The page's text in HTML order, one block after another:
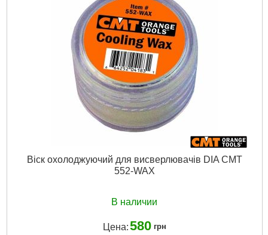
Віск охолоджуючий для висверлювачів DIA CMT
552-WAX
В наличии
Цена:580 грн